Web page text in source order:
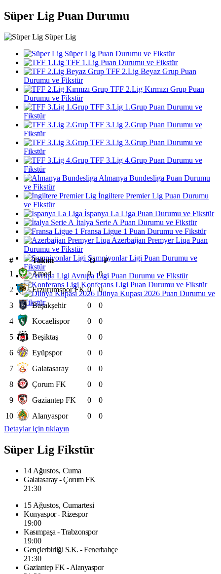
Süper Lig Puan Durumu
Süper Lig
Süper Lig Puan Durumu ve Fikstür
TFF 1.Lig Puan Durumu ve Fikstür
TFF 2.Lig Beyaz Grup Puan
Durumu ve Fikstür
TFF 2.Lig Kırmızı Grup Puan
Durumu ve Fikstür
TFF 3.Lig 1.Grup Puan Durumu ve
Fikstür
TFF 3.Lig 2.Grup Puan Durumu ve
Fikstür
TFF 3.Lig 3.Grup Puan Durumu ve
Fikstür
TFF 3.Lig 4.Grup Puan Durumu ve
Fikstür
Almanya Bundesliga Puan Durumu
ve Fikstür
İngiltere Premier Lig Puan Durumu
ve Fikstür
İspanya La Liga Puan Durumu ve Fikstür
İtalya Serie A Puan Durumu ve Fikstür
Fransa Ligue 1 Puan Durumu ve Fikstür
Azerbaijan Premyer Liqa Puan
Durumu ve Fikstür
Şampiyonlar Ligi Puan Durumu ve
Fikstür
Avrupa Ligi Puan Durumu ve Fikstür
Konferans Ligi Puan Durumu ve Fikstür
Dünya Kupası 2026 Puan Durumu ve
Fikstür
# Takım O
P
1
Amed 0
0
2
Erzurumspor FK 0
0
3
Başakşehir 0
0
4
Kocaelispor 0
0
5
Beşiktaş 0
0
6
Eyüpspor 0
0
7
Galatasaray 0
0
8
Çorum FK 0
0
9
Gaziantep FK 0
0
10
Alanyaspor 0
0
Detaylar için tıklayın
Süper Lig Fikstür
14 Ağustos, Cuma
Galatasaray - Çorum FK
21:30
15 Ağustos, Cumartesi
Konyaspor - Rizespor
19:00
Kasımpaşa - Trabzonspor
19:00
Gençlerbirliği S.K. - Fenerbahçe
21:30
Gaziantep FK - Alanyaspor